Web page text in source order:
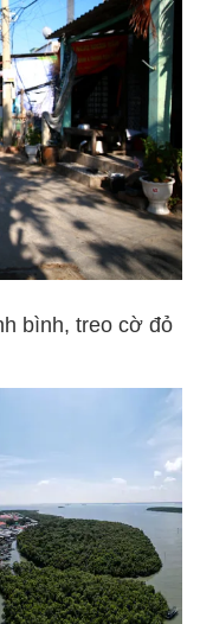
bình, treo cờ đỏ